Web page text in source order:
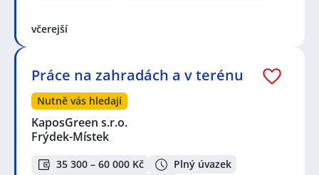
včerejší
Práce na zahradách a v terénu
Nutně vás hledají
KaposGreen s.r.o.
Frýdek-Místek
35 300 – 60 000 Kč
Plný úvazek